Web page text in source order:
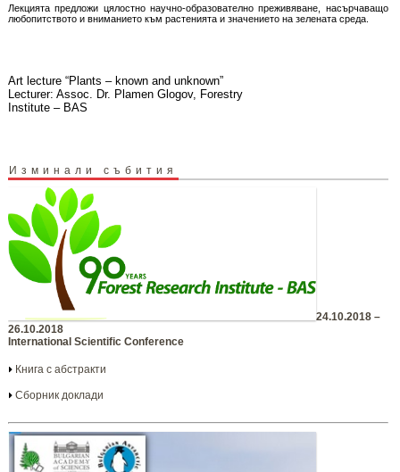
Лекцията предложи цялостно научно-образователно преживяване, насърчаващо
любопитството и вниманието към растенията и значението на зелената среда.
Art lecture “Plants – known and unknown”
Lecturer: Assoc. Dr. Plamen Glogov, Forestry
Institute – BAS
Изминали събития
24.10.2018 –
26.10.2018
International Scientific Conference
Книга с абстракти
Сборник доклади